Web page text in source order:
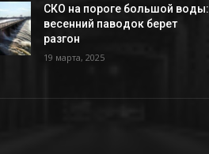
СКО на пороге большой воды:
весенний паводок берет
разгон
19 марта, 2025